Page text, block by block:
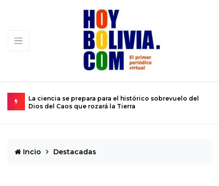
se prepara para el histórico sobrevuelo del
del Caos que rozará la Tierra
El calvario de
Incio Destacadas